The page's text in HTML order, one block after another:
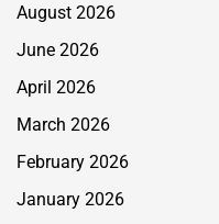
August 2026
June 2026
April 2026
March 2026
February 2026
January 2026